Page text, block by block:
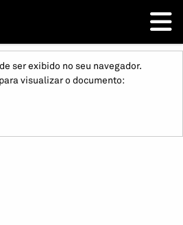
ser exibido no seu navegador.
visualizar o documento: